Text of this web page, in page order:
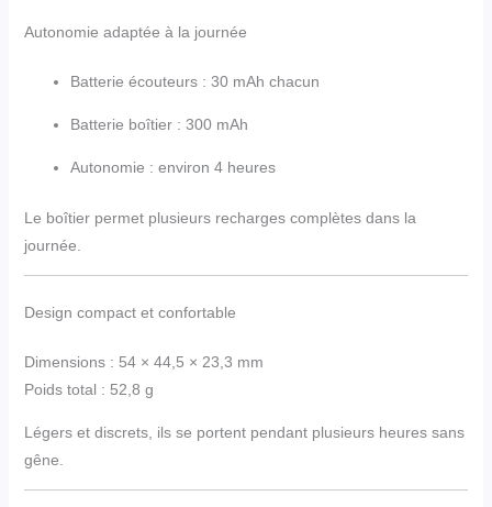
Autonomie adaptée à la journée
Batterie écouteurs : 30 mAh chacun
Batterie boîtier : 300 mAh
Autonomie : environ 4 heures
Le boîtier permet plusieurs recharges complètes dans la
journée.
Design compact et confortable
Dimensions : 54 × 44,5 × 23,3 mm
Poids total : 52,8 g
Légers et discrets, ils se portent pendant plusieurs heures sans
gêne.